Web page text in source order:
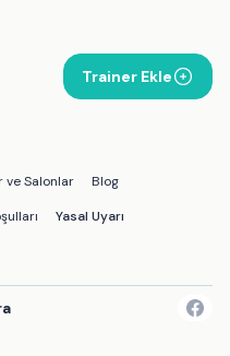
Trainer Ekle
ve Salonlar
Blog
Yasal Uyarı